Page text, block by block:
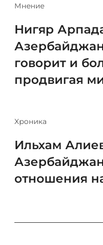
Мнение
Нигяр
говорит и
продвигая
Xроника
Ильхам
отношения